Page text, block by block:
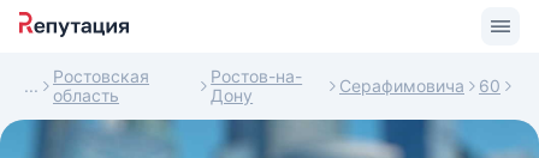
Ростовская
область
Ростов-на-
Дону
Серафимовича 60